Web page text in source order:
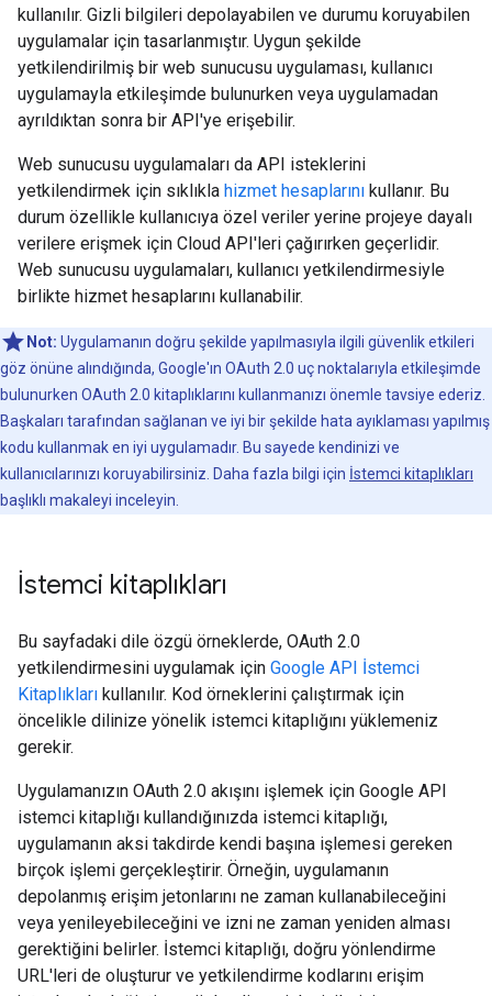
kullanılır. Gizli bilgileri depolayabilen ve durumu koruyabilen
uygulamalar için tasarlanmıştır. Uygun şekilde
yetkilendirilmiş bir web sunucusu uygulaması, kullanıcı
uygulamayla etkileşimde bulunurken veya uygulamadan
ayrıldıktan sonra bir API'ye erişebilir.
Web sunucusu uygulamaları da API isteklerini
yetkilendirmek için sıklıkla hizmet hesaplarını kullanır. Bu
durum özellikle kullanıcıya özel veriler yerine projeye dayalı
verilere erişmek için Cloud API'leri çağırırken geçerlidir.
Web sunucusu uygulamaları, kullanıcı yetkilendirmesiyle
birlikte hizmet hesaplarını kullanabilir.
Not: Uygulamanın doğru şekilde yapılmasıyla ilgili güvenlik etkileri
göz önüne alındığında, Google'ın OAuth 2.0 uç noktalarıyla etkileşimde
bulunurken OAuth 2.0 kitaplıklarını kullanmanızı önemle tavsiye ederiz.
Başkaları tarafından sağlanan ve iyi bir şekilde hata ayıklaması yapılmış
kodu kullanmak en iyi uygulamadır. Bu sayede kendinizi ve
kullanıcılarınızı koruyabilirsiniz. Daha fazla bilgi için İstemci kitaplıkları
başlıklı makaleyi inceleyin.
İstemci kitaplıkları
Bu sayfadaki dile özgü örneklerde, OAuth 2.0
yetkilendirmesini uygulamak için Google API İstemci
Kitaplıkları kullanılır. Kod örneklerini çalıştırmak için
öncelikle dilinize yönelik istemci kitaplığını yüklemeniz
gerekir.
Uygulamanızın OAuth 2.0 akışını işlemek için Google API
istemci kitaplığı kullandığınızda istemci kitaplığı,
uygulamanın aksi takdirde kendi başına işlemesi gereken
birçok işlemi gerçekleştirir. Örneğin, uygulamanın
depolanmış erişim jetonlarını ne zaman kullanabileceğini
veya yenileyebileceğini ve izni ne zaman yeniden alması
gerektiğini belirler. İstemci kitaplığı, doğru yönlendirme
URL'leri de oluşturur ve yetkilendirme kodlarını erişim